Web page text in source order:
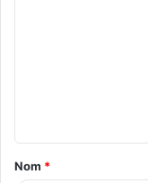
t
a
Nom *